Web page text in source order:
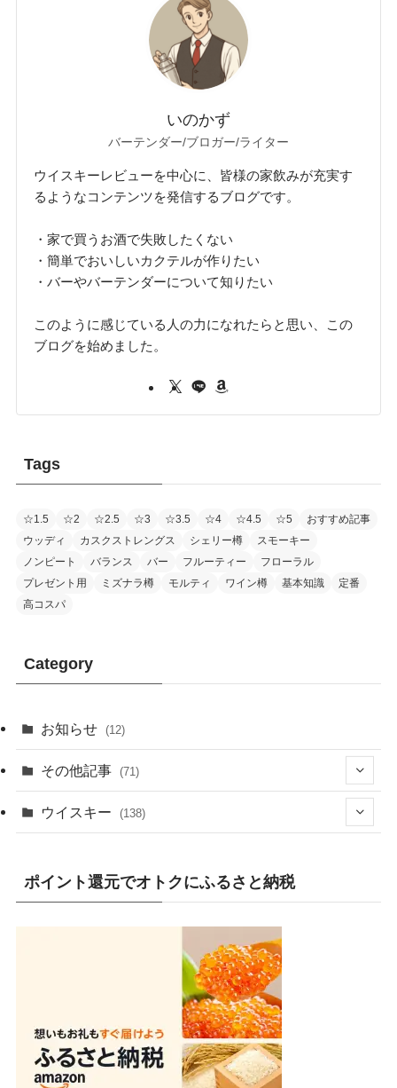
いのかず
バーテンダー/ブロガー/ライター
ウイスキーレビューを中心に、皆様の家飲みが充実す
るようなコンテンツを発信するブログです。
・家で買うお酒で失敗したくない
・簡単でおいしいカクテルが作りたい
・バーやバーテンダーについて知りたい
このように感じている人の力になれたらと思い、この
ブログを始めました。
Tags
☆1.5 ☆2 ☆2.5 ☆3 ☆3.5 ☆4 ☆4.5 ☆5
おすすめ記事
ウッディ
カスクストレングス シェリー樽
スモーキー
ノンピート
バランス バー フルーティー
フローラル
プレゼント用
ミズナラ樽 モルティ ワイン樽 基本知識
定番
高コスパ
Category
お知らせ (12)
その他記事 (71)
(7)
(10)
(8)
(5)
(19)
(9)
(10)
(2)
(4)
ウイスキー (138)
(1)
(4)
(19)
(1)
(13)
(3)
(1)
(2)
(47)
(9)
ポイント還元でオトクにふるさと納税